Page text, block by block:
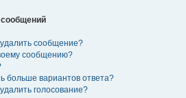
сообщение?
сообщению?
больше вариантов ответа?
голосование?